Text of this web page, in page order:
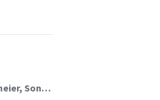
Lion, Alexis; Frei, Anja; Gelius, Peter; Van Hoye, Aurélie; de Jong, Johan; Kahlmeier, Sonja; Mackintosh, Kelly A.; Murphy, Marie; Murtaugh, Elaine; Pinedo Carrillo, Adriana Isabel; Pustivšek, Suzana; Racioppi, Francesca; Seghers, Jan; Wendel-Vos, Wanda; Whiting, Stephen; Wickramasinghe, Kremlin; Weiler, Gundo; Chalkley, Anna